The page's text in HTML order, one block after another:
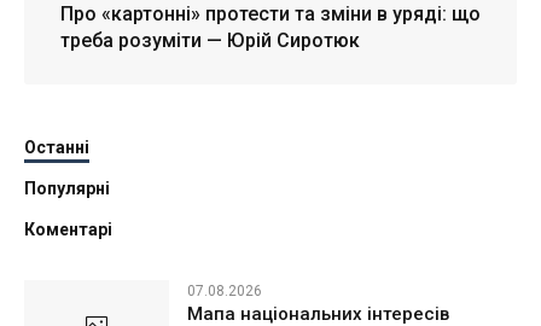
Про «картонні» протести та зміни в уряді: що
треба розуміти — Юрій Сиротюк
Останні
Популярні
Коментарі
07.08.2026
Мапа національних інтересів